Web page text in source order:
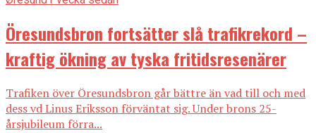
Öresundsbron fortsätter slå trafikrekord –
kraftig ökning av tyska fritidsresenärer
Trafiken över Öresundsbron går bättre än vad till och med
dess vd Linus Eriksson förväntat sig. Under brons 25-
årsjubileum förra...